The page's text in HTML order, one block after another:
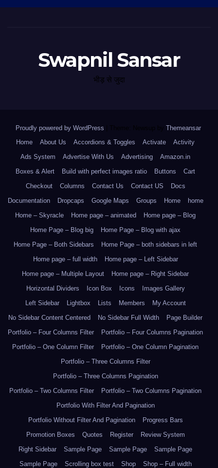
Swapnil Sansar
भीड़ से जुदा
Proudly powered by WordPress Theme: Newsup by Themeansar.
Home
About Us Accordions & Toggles Activate
Activity
Ads System
Advertise With Us Advertising
Amazon.in
Boxes & Alert
Build with perfect images ratio Buttons
Cart
Checkout
Columns Contact Us Contact US
Docs
Documentation
Dropcaps Google Maps Groups Home
home
Home – Skyracle
Home page – animated
Home page – Blog
Home Page – Blog big
Home Page – Blog with ajax
Home Page – Both Sidebars
Home Page – both sidebars in left
Home page – full width
Home page – Left Sidebar
Home page – Multiple Layout
Home page – Right Sidebar
Horizontal Dividers
Icon Box Icons
Images Gallery
Left Sidebar
Lightbox Lists Members
My Account
No Sidebar Content Centered
No Sidebar Full Width
Page Builder
Portfolio – Four Columns Filter
Portfolio – Four Columns Pagination
Portfolio – One Column Filter
Portfolio – One Column Pagination
Portfolio – Three Columns Filter
Portfolio – Three Columns Pagination
Portfolio – Two Columns Filter
Portfolio – Two Columns Pagination
Portfolio With Filter And Pagination
Portfolio Without Filter And Pagination
Progress Bars
Promotion Boxes
Quotes Register
Review System
Right Sidebar
Sample Page Sample Page
Sample Page
Sample Page
Scrolling box test Shop Shop – Full width